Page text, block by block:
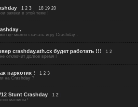
1 2 3 18 19 20
заявки в этой теме !
.
где можно скачать игру Crashday .
crashday.ath.cx будет работать !!! 1 2
отключит долгое время !
наркотик ! 1 2 3
на Crashday ?
Stunt Crashday 1 2
машины !